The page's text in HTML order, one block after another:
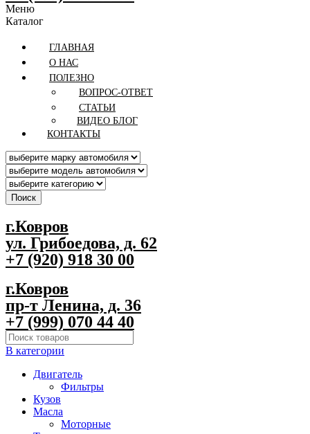
Меню
Каталог
ГЛАВНАЯ
О НАС
ПОЛЕЗНО
ВОПРОС-ОТВЕТ
СТАТЬИ
ВИДЕО БЛОГ
КОНТАКТЫ
Поиск
г.Ковров
ул. Грибоедова, д. 62
+7 (920) 918 30 00
г.Ковров
пр-т Ленина, д. 36
+7 (999) 070 44 40
В категории
Двигатель
Фильтры
Кузов
Масла
Моторные